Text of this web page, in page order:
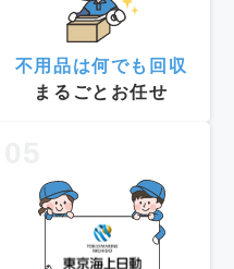
不用品は何でも回収
まるごとお任せ